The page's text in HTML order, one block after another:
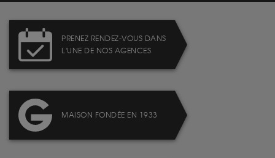
PRENEZ RENDEZ-VOUS DANS
L'UNE DE NOS AGENCES
MAISON FONDÉE EN 1933